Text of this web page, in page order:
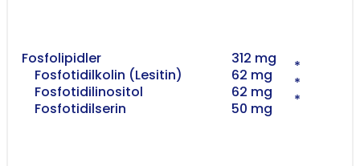
Fosfolipidler
Fosfotidilkolin (Lesitin)
Fosfotidilinositol
Fosfotidilserin
312 mg
62 mg
62 mg
50 mg
*
*
*